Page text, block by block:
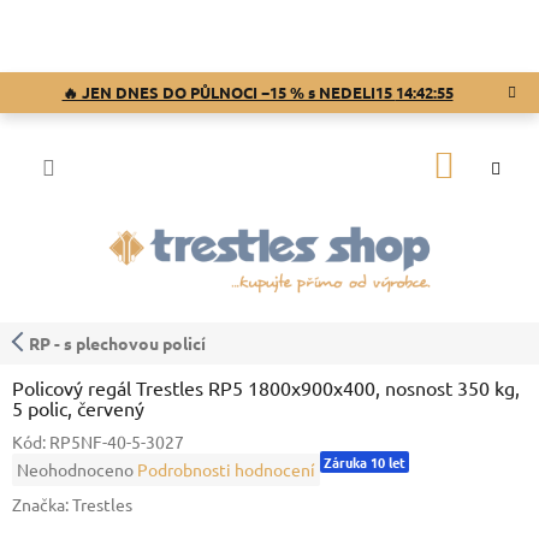
🔥 JEN DNES DO PŮLNOCI −15 % s NEDELI15 14:42:54
RP - s plechovou policí
Policový regál Trestles RP5 1800x900x400, nosnost 350 kg,
5 polic, červený
Kód: RP5NF-40-5-3027
Průměrné
produktu
Neohodnoceno Podrobnosti hodnocení Záruka 10 let
Značka:Trestles